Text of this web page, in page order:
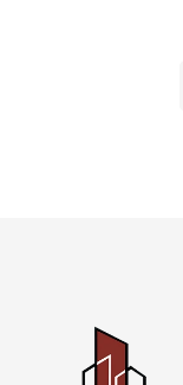
Página inicial